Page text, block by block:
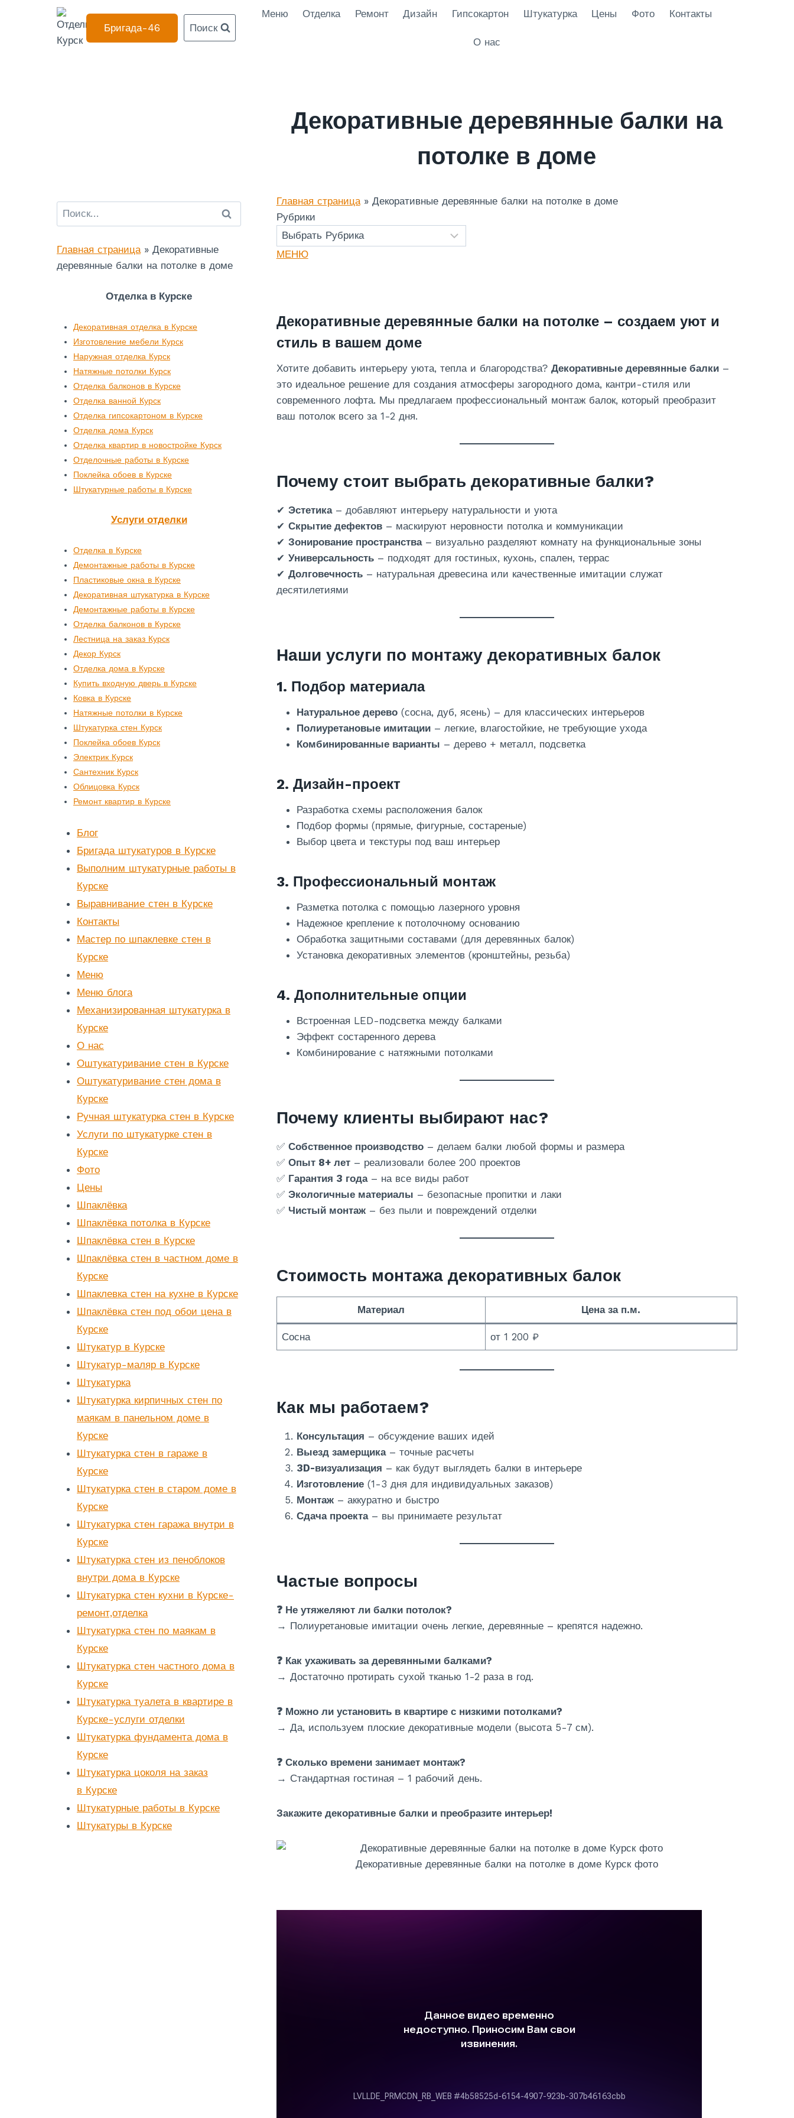
Бригада-46 Поиск
Меню Отделка Ремонт Дизайн Гипсокартон Штукатурка Цены Фото Контакты
О нас
Декоративные деревянные балки на
потолке в доме
Главная страница» Декоративные деревянные балки на потолке в доме
Рубрики
МЕНЮ
Декоративные деревянные балки на потолке – создаем уют и
стиль в вашем доме
Хотите добавить интерьеру уюта, тепла и благородства? Декоративные деревянные балки–
это идеальное решение для создания атмосферы загородного дома, кантри-стиля или
современного лофта. Мы предлагаем профессиональный монтаж балок, который преобразит
ваш потолок всего за 1-2 дня.
Почему стоит выбрать декоративные балки?
✔ Эстетика– добавляют интерьеру натуральности и уюта
✔ Скрытие дефектов– маскируют неровности потолка и коммуникации
✔ Зонирование пространства– визуально разделяют комнату на функциональные зоны
✔ Универсальность– подходят для гостиных, кухонь, спален, террас
✔ Долговечность– натуральная древесина или качественные имитации служат
десятилетиями
Наши услуги по монтажу декоративных балок
1. Подбор материала
Натуральное дерево(сосна, дуб, ясень) – для классических интерьеров
Полиуретановые имитации– легкие, влагостойкие, не требующие ухода
Комбинированные варианты – дерево + металл, подсветка
2. Дизайн-проект
Разработка схемы расположения балок
Подбор формы (прямые, фигурные, состареные)
Выбор цвета и текстуры под ваш интерьер
3. Профессиональный монтаж
Разметка потолка с помощью лазерного уровня
Надежное крепление к потолочному основанию
Обработка защитными составами (для деревянных балок)
Установка декоративных элементов (кронштейны, резьба)
4. Дополнительные опции
Встроенная LED-подсветка между балками
Эффект состаренного дерева
Комбинирование с натяжными потолками
Почему клиенты выбирают нас?
✅ Собственное производство– делаем балки любой формы и размера
✅ Опыт 8+ лет– реализовали более 200 проектов
✅ Гарантия 3 года– на все виды работ
✅ Экологичные материалы – безопасные пропитки и лаки
✅ Чистый монтаж– без пыли и повреждений отделки
Стоимость монтажа декоративных балок
Материал Цена за п.м.
Сосна от 1 200 ₽
Как мы работаем?
Консультация – обсуждение ваших идей
Выезд замерщика– точные расчеты
3D-визуализация – как будут выглядеть балки в интерьере
Изготовление(1-3 дня для индивидуальных заказов)
Монтаж– аккуратно и быстро
Сдача проекта– вы принимаете результат
Частые вопросы
❓ Не утяжеляют ли балки потолок?
→ Полиуретановые имитации очень легкие, деревянные – крепятся надежно.
❓ Как ухаживать за деревянными балками?
→ Достаточно протирать сухой тканью 1-2 раза в год.
❓ Можно ли установить в квартире с низкими потолками?
→ Да, используем плоские декоративные модели (высота 5-7 см).
❓ Сколько времени занимает монтаж?
→ Стандартная гостиная – 1 рабочий день.
Закажите декоративные балки и преобразите интерьер!
Декоративные деревянные балки на потолке в доме Курск фото
Найти:
Главная страница » Декоративные
деревянные балки на потолке в доме
Отделка в Курске
Декоративная отделка в Курске
Изготовление мебели Курск
Наружная отделка Курск
Натяжные потолки Курск
Отделка балконов в Курске
Отделка ванной Курск
Отделка гипсокартоном в Курске
Отделка дома Курск
Отделка квартир в новостройке Курск
Отделочные работы в Курске
Поклейка обоев в Курске
Штукатурные работы в Курске
Услуги отделки
Отделка в Курске
Демонтажные работы в Курске
Пластиковые окна в Курске
Декоративная штукатурка в Курске
Демонтажные работы в Курске
Отделка балконов в Курске
Лестница на заказ Курск
Декор Курск
Отделка дома в Курске
Купить входную дверь в Курске
Ковка в Курске
Натяжные потолки в Курске
Штукатурка стен Курск
Поклейка обоев Курск
Электрик Курск
Сантехник Курск
Облицовка Курск
Ремонт квартир в Курске
Блог
Бригада штукатуров в Курске
Выполним штукатурные работы в
Курске
Выравнивание стен в Курске
Контакты
Мастер по шпаклевке стен в
Курске
Меню
Меню блога
Механизированная штукатурка в
Курске
О нас
Оштукатуривание стен в Курске
Оштукатуривание стен дома в
Курске
Ручная штукатурка стен в Курске
Услуги по штукатурке стен в
Курске
Фото
Цены
Шпаклёвка
Шпаклёвка потолка в Курске
Шпаклёвка стен в Курске
Шпаклёвка стен в частном доме в
Курске
Шпаклевка стен на кухне в Курске
Шпаклёвка стен под обои цена в
Курске
Штукатур в Курске
Штукатур-маляр в Курске
Штукатурка
Штукатурка кирпичных стен по
маякам в панельном доме в
Курске
Штукатурка стен в гараже в
Курске
Штукатурка стен в старом доме в
Курске
Штукатурка стен гаража внутри в
Курске
Штукатурка стен из пеноблоков
внутри дома в Курске
Штукатурка стен кухни в Курске-
ремонт,отделка
Штукатурка стен по маякам в
Курске
Штукатурка стен частного дома в
Курске
Штукатурка туалета в квартире в
Курске-услуги отделки
Штукатурка фундамента дома в
Курске
Штукатурка цоколя на заказ
в Курске
Штукатурные работы в Курске
Штукатуры в Курске